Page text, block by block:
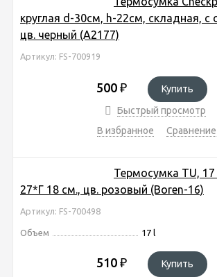
круглая d-30см, h-22см, складная, с
цв. черный (A2177)
Артикул: FS-700919
500 ₽
Купить
Быстрый просмотр
В избранное
Сравнение
Термосумка TU,
27*Г 18 см., цв. розовый (Boren-16)
Артикул: FS-700498
Объем 17 l
510 ₽
Купить